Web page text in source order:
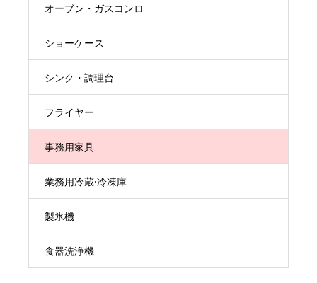
オーブン・ガスコンロ
ショーケース
シンク・調理台
フライヤー
事務用家具
業務用冷蔵·冷凍庫
製氷機
食器洗浄機